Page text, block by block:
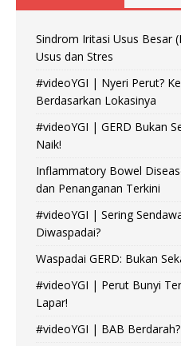
Sindrom Iritasi Usus Besar
Usus dan Stres
#videoYGI | Nyeri Perut?
Berdasarkan Lokasinya
#videoYGI | GERD Bukan
Naik!
Inflammatory Bowel
dan Penanganan Terkini
#videoYGI | Sering
Diwaspadai?
Waspadai GERD: Bukan
#videoYGI | Perut Bunyi
Lapar!
#videoYGI | BAB